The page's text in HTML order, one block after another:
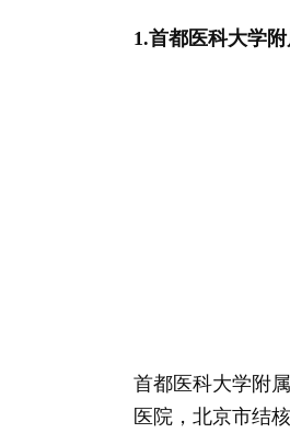
1.首都医科大学
首都医科大学附
医院，北京市结